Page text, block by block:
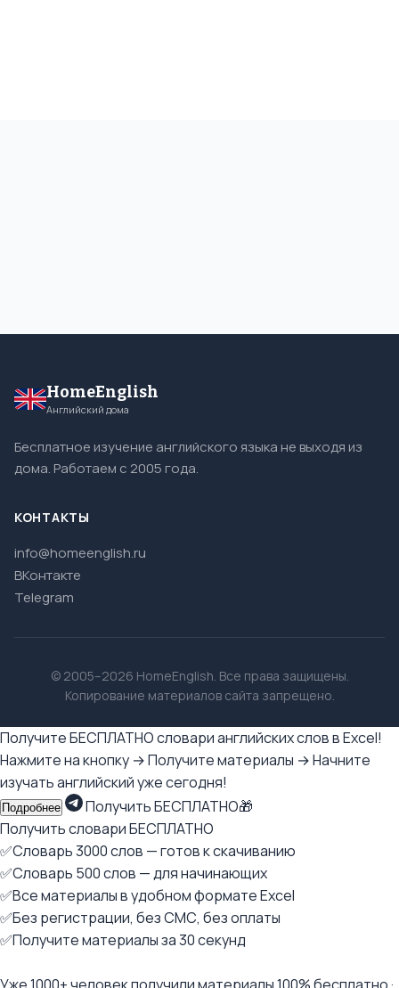
HomeEnglish
Английский дома
Бесплатное изучение английского языка не выходя из
дома. Работаем с 2005 года.
КОНТАКТЫ
info@homeenglish.ru
ВКонтакте
Telegram
© 2005–2026 HomeEnglish. Все права защищены.
Копирование материалов сайта запрещено.
Получите БЕСПЛАТНО словари английских слов в Excel!
Нажмите на кнопку → Получите материалы → Начните
изучать английский уже сегодня!
Подробнее
Получить БЕСПЛАТНО🎁
Получить словари БЕСПЛАТНО
✅Словарь 3000 слов — готов к скачиванию
✅Словарь 500 слов — для начинающих
✅Все материалы в удобном формате Excel
✅Без регистрации, без СМС, без оплаты
✅Получите материалы за 30 секунд